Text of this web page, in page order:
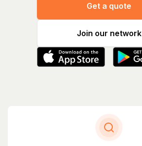
Get a quote
Join our network